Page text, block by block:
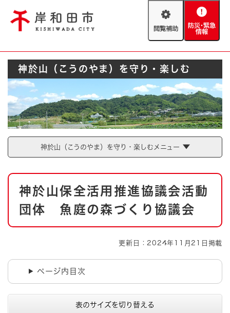
閲
助
防
緊
急
情
報
Foreign language
やさしい日本語
文字サイズ 標準 拡大
背景色変更 白 黒 青
防災・緊急情報 救急・消防
ハザードマップ AED設置箇所
とじる
神於山（こうのやま）を守り・楽しむ
神於山（こうのやま）を守り・楽しむメニュー
本
神於山保全活用推進協議会活動
団体 魚庭の森づくり協議会
更新日：2024年11月21日掲載
ページ内目次
表のサイズを切り替える